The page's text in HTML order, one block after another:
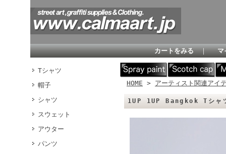
カートをみる ｜ マ
Tシャツ
帽子
シャツ
スウェット
アウター
パンツ
HOME > アーティスト関連アイ
1UP 1UP Bangkok Tシ